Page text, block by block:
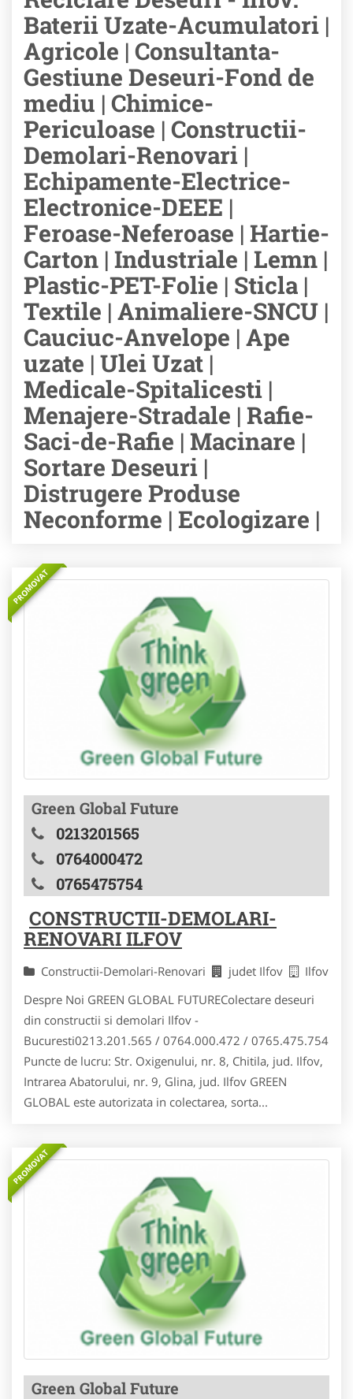
Baterii Uzate-Acumulatori |
Agricole | Consultanta-
Gestiune Deseuri-Fond de
mediu | Chimice-
Periculoase | Constructii-
Demolari-Renovari |
Echipamente-Electrice-
Electronice-DEEE |
Feroase-Neferoase | Hartie-
Carton | Industriale | Lemn |
Plastic-PET-Folie | Sticla |
Textile | Animaliere-SNCU |
Cauciuc-Anvelope | Ape
uzate | Ulei Uzat |
Medicale-Spitalicesti |
Menajere-Stradale | Rafie-
Saci-de-Rafie | Macinare |
Sortare Deseuri |
Distrugere Produse
Neconforme | Ecologizare |
PROMOVAT
Green Global Future
0213201565
0764000472
0765475754
CONSTRUCTII-DEMOLARI-
RENOVARI ILFOV
Constructii-Demolari-Renovari judet Ilfov
Ilfov
Despre Noi GREEN GLOBAL FUTUREColectare deseuri
din constructii si demolari Ilfov -
Bucuresti0213.201.565 / 0764.000.472 / 0765.475.754
Puncte de lucru: Str. Oxigenului, nr. 8, Chitila, jud. Ilfov,
Intrarea Abatorului, nr. 9, Glina, jud. Ilfov GREEN
GLOBAL este autorizata in colectarea, sorta...
PROMOVAT
Green Global Future